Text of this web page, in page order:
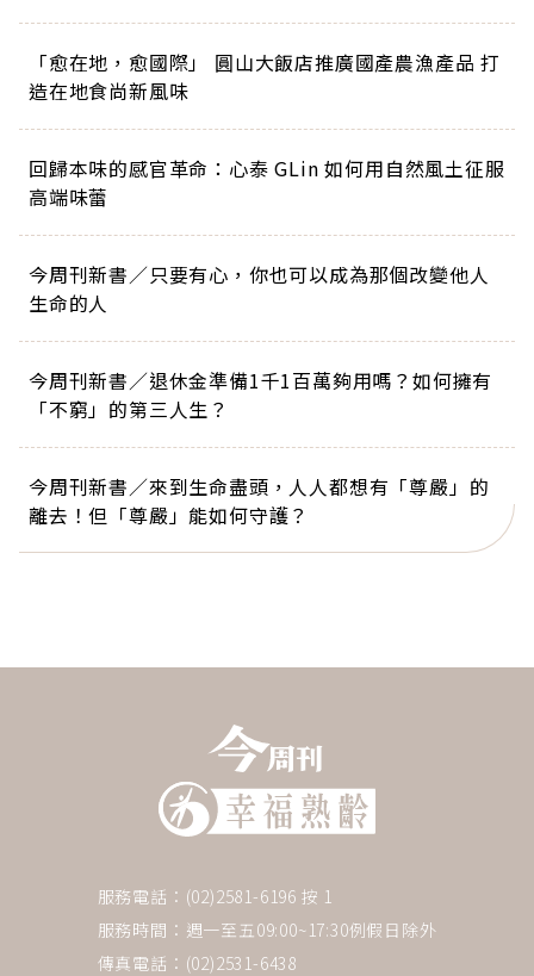
「愈在地，愈國際」 圓山大飯店推廣國產農漁產品 打
造在地食尚新風味
回歸本味的感官革命：心泰 GLin 如何用自然風土征服
高端味蕾
今周刊新書／只要有心，你也可以成為那個改變他人
生命的人
今周刊新書／退休金準備1千1百萬夠用嗎？如何擁有
「不窮」的第三人生？
今周刊新書／來到生命盡頭，人人都想有「尊嚴」的
離去！但「尊嚴」能如何守護？
服務電話：(02)2581-6196 按 1
服務時間：週一至五09:00~17:30例假日除外
傳真電話：(02)2531-6438